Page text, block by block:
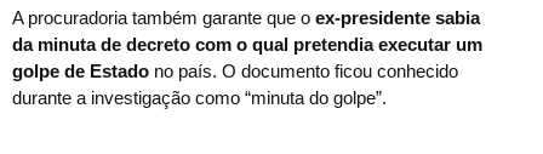
A procuradoria também garante que o ex-presidente sabia
da minuta de decreto com o qual pretendia executar um
golpe de Estado no país. O documento ficou conhecido
durante a investigação como “minuta do golpe”.